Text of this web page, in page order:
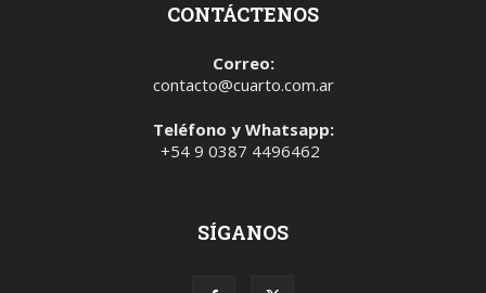
CONTÁCTENOS
Correo:
contacto@cuarto.com.ar
Teléfono y Whatsapp:
+54 9 0387 4496462
SÍGANOS